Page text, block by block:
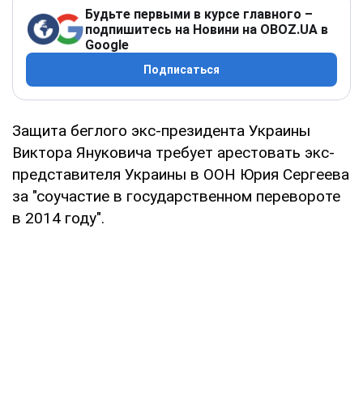
Будьте первыми в курсе главного –
подпишитесь на Новини на OBOZ.UA в
Google
Подписаться
Защита беглого экс-президента Украины
Виктора Януковича требует арестовать экс-
представителя Украины в ООН Юрия Сергеева
за "соучастие в государственном перевороте
в 2014 году".